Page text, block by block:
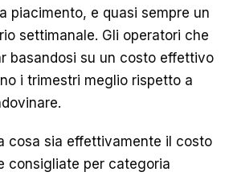
piacimento, e quasi sempre un
settimanale. Gli operatori che
basandosi su un costo effettivo
i trimestri meglio rispetto a
cosa sia effettivamente il costo
consigliate per categoria